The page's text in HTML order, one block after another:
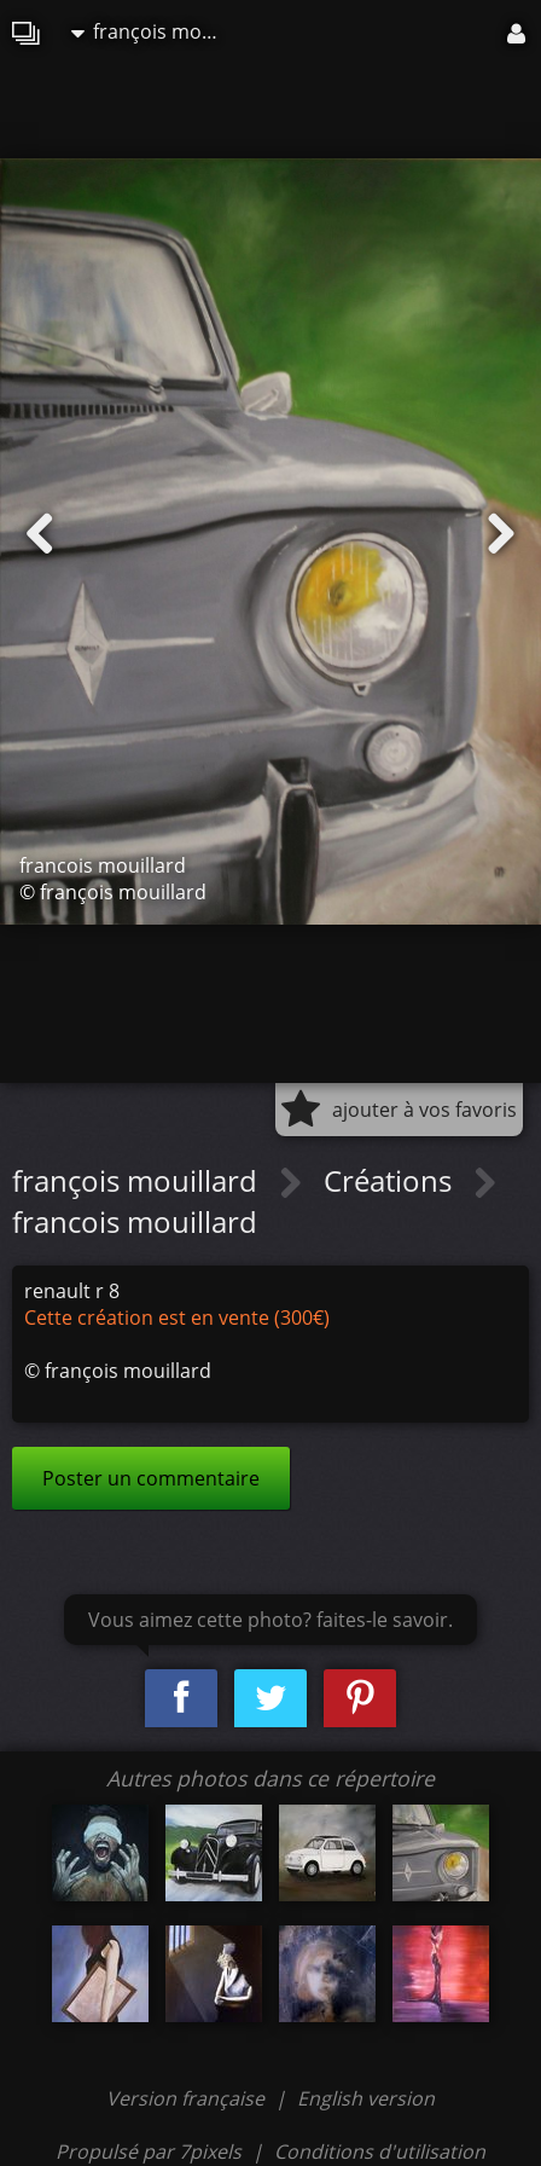
françois mouillard
francois mouillard
© françois mouillard
ajouter à vos favoris
françois mouillard
Créations
francois mouillard
renault r 8
Cette création est en vente (300€)
©françois mouillard
Poster un commentaire
Vous aimez cette photo? faites-le savoir.
Autres photos dans ce répertoire
Version française | English version
Propulsé par 7pixels | Conditions d'utilisation